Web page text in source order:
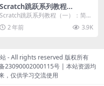
Scratch跳跃系列教程
（一）：简单跳跃
Scratch跳跃系列教程（一）：简单
跳跃 作者：小虎鲸Scratch资源站
按...2 年前 3.9K
- All rights reserved 版权所有
23090002000115号| 本站资源均
，仅供学习交流使用